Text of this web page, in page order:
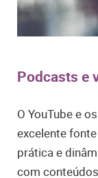
Podcasts e
O YouTube e
excelente
prática e
com